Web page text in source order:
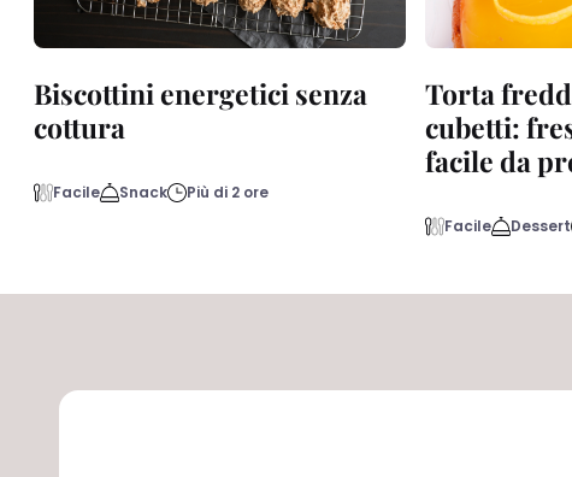
Biscottini energetici senza
cottura
Facile Snack Più di 2 ore
Torta
cubetti:
facile da
Facile Dessert